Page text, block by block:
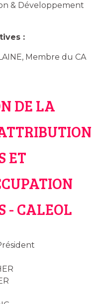
& Développement
:
Membre du CA
DE LA
ET
- CALEOL